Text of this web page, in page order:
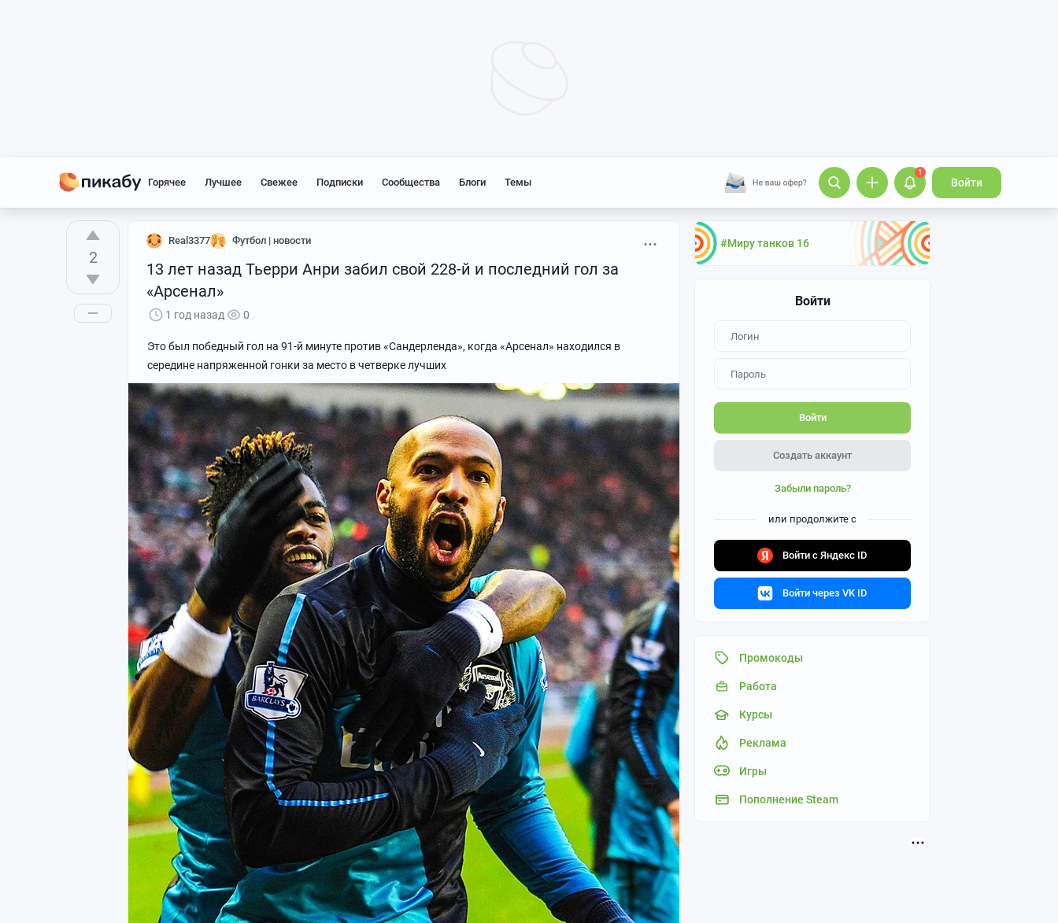
Горячее Лучшее Свежее Подписки Сообщества Блоги Темы
1
Войти
#Миру танков 16
Войти
Войти
Создать аккаунт
Забыли пароль?
или продолжите с
Войти с Яндекс ID
Войти через VK ID
Промокоды
Работа
Курсы
Реклама
Игры
Пополнение Steam
2
Real3377 Футбол | новости
13 лет назад Тьерри Анри забил свой 228-й и последний гол за
«Арсенал»
1 год назад 0
Это был победный гол на 91-й минуте против «Сандерленда», когда «Арсенал» находился в
середине напряженной гонки за место в четверке лучших